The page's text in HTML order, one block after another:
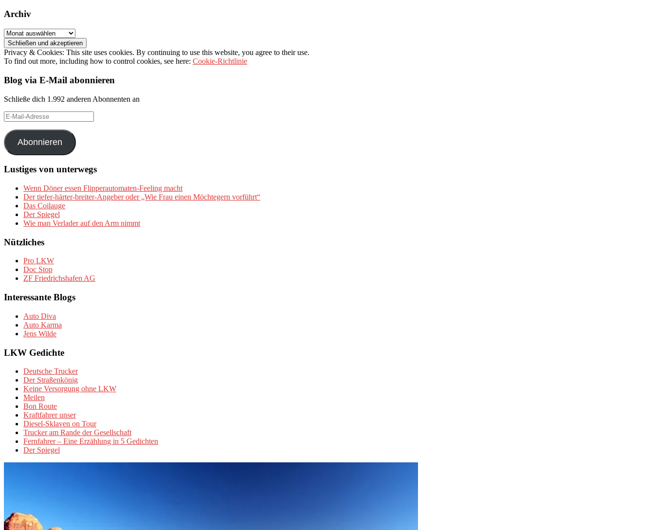
Archiv
Archiv
Privacy & Cookies: This site uses cookies. By continuing to use this website, you agree to their use.
To find out more, including how to control cookies, see here: Cookie-Richtlinie
Blog via E-Mail abonnieren
Schließe dich 1.992 anderen Abonnenten an
E-
Mail-
Adresse
Abonnieren
Lustiges von unterwegs
Wenn Döner essen Flipperautomaten-Feeling macht
Der tiefer-härter-breiter-Angeber oder „Wie Frau einen Möchtegern vorführt“
Das Coilauge
Der Spiegel
Wie man Verlader auf den Arm nimmt
Nützliches
Pro LKW
Doc Stop
ZF Friedrichshafen AG
Interessante Blogs
Auto Diva
Auto Karma
Jens Wilde
LKW Gedichte
Deutsche Trucker
Der Straßenkönig
Keine Versorgung ohne LKW
Meilen
Bon Route
Kraftfahrer unser
Diesel-Sklaven on Tour
Trucker am Rande der Gesellschaft
Fernfahrer – Eine Erzählung in 5 Gedichten
Der Spiegel